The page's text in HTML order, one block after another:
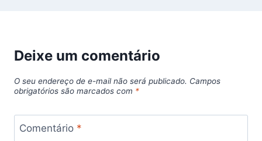
Deixe um comentário
O seu endereço de e-mail não será publicado. Campos
obrigatórios são marcados com *
Comentário *